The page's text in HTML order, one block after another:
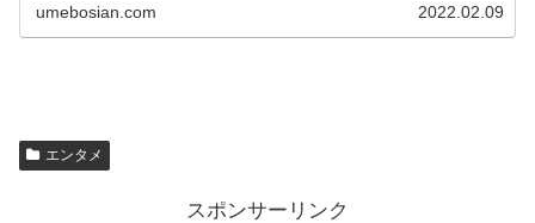
umebosian.com 2022.02.09
エンタメ
スポンサーリンク